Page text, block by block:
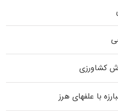
کشاورزی
با علفهای هرز